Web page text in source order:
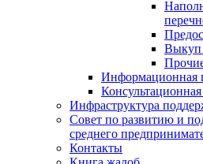
Выкуп
Информационная
Инфраструктура
Совет по развитию и
среднего
Контакты